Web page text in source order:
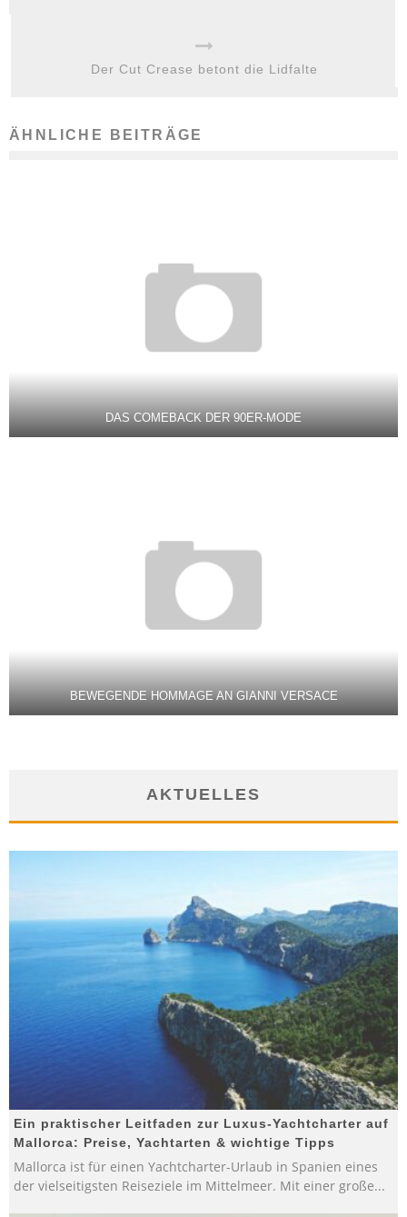
Der Cut Crease betont die Lidfalte
ÄHNLICHE BEITRÄGE
DAS COMEBACK DER 90ER-MODE
BEWEGENDE HOMMAGE AN GIANNI VERSACE
AKTUELLES
Ein praktischer Leitfaden zur Luxus-Yachtcharter auf
Mallorca: Preise, Yachtarten & wichtige Tipps
Mallorca ist für einen Yachtcharter-Urlaub in Spanien eines
der vielseitigsten Reiseziele im Mittelmeer. Mit einer große...